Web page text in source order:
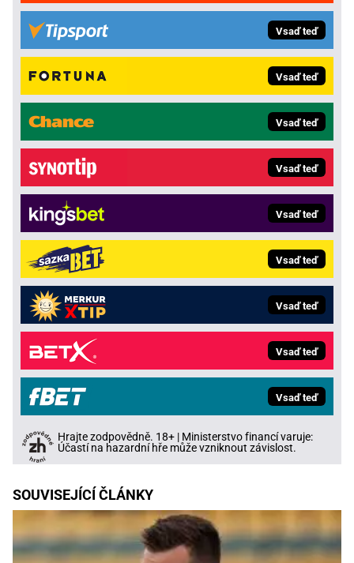
Vsaď teď
Vsaď teď
Vsaď teď
Vsaď teď
Vsaď teď
Vsaď teď
Vsaď teď
Vsaď teď
Vsaď teď
Hrajte zodpovědně. 18+ | Ministerstvo financí varuje:
Účastí na hazardní hře může vzniknout závislost.
SOUVISEJÍCÍ ČLÁNKY